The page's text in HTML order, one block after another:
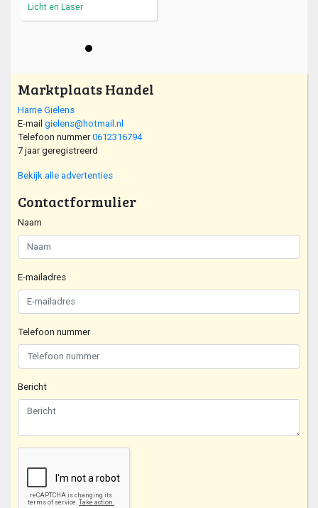
Licht en Laser
Marktplaats Handel
Harrie Gielens
E-mail gielens@hotmail.nl
Telefoon nummer0612316794
7 jaar geregistreerd
Bekijk alle advertenties
Contactformulier
Naam
E-mailadres
Telefoon nummer
Bericht